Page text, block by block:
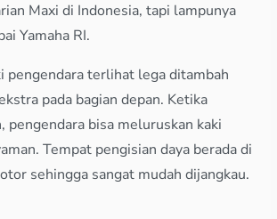
Maxi di Indonesia, tapi lampunya
Yamaha RI.
pengendara terlihat lega ditambah
pada bagian depan. Ketika
pengendara bisa meluruskan kaki
Tempat pengisian daya berada di
sehingga sangat mudah dijangkau.